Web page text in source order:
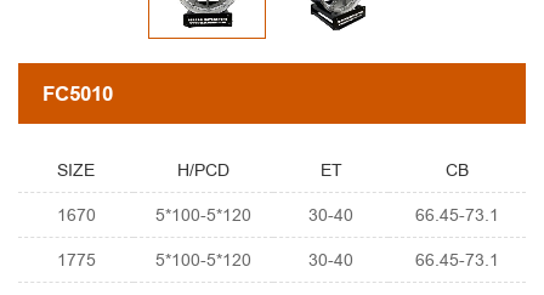
FC5010
SIZE H/PCD ET
CB
1670
5*100-5*120 30-40
66.45-73.1
1775
5*100-5*120 30-40
66.45-73.1